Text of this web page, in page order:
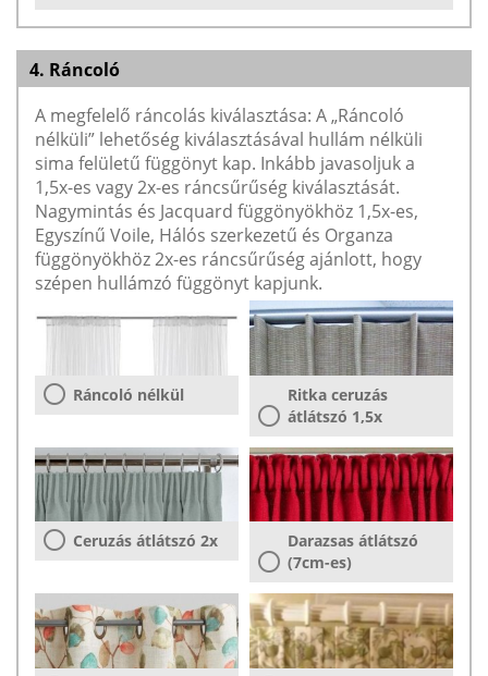
4. Ráncoló
A megfelelő ráncolás kiválasztása: A „Ráncoló
nélküli” lehetőség kiválasztásával hullám nélküli
sima felületű függönyt kap. Inkább javasoljuk a
1,5x-es vagy 2x-es ráncsűrűség kiválasztását.
Nagymintás és Jacquard függönyökhöz 1,5x-es,
Egyszínű Voile, Hálós szerkezetű és Organza
függönyökhöz 2x-es ráncsűrűség ajánlott, hogy
szépen hullámzó függönyt kapjunk.
Ráncoló nélkül
Ritka ceruzás
átlátszó 1,5x
Ceruzás átlátszó 2x
Darazsas átlátszó
(7cm-es)